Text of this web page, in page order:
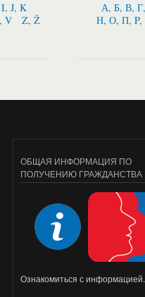
J, K
V Z, Ž
А, Б, В,
Н, О, П,
ОБЩАЯ ИНФОРМАЦИЯ ПО
ПОЛУЧЕНИЮ ГРАЖДАНСТВА
Ознакомиться с